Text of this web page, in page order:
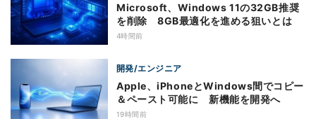
Microsoft、Windows 11の32GB推奨
を削除 8GB最適化を進める狙いとは
4時間前
開発/エンジニア
Apple、iPhoneとWindows間でコピー
＆ペースト可能に 新機能を開発へ
19時間前